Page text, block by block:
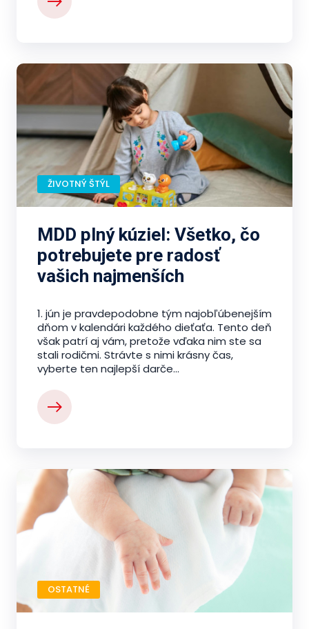
ŽIVOTNÝ ŠTÝL
MDD plný kúziel: Všetko, čo
potrebujete pre radosť
vašich najmenších
1. jún je pravdepodobne tým najobľúbenejším
dňom v kalendári každého dieťaťa. Tento deň
však patrí aj vám, pretože vďaka nim ste sa
stali rodičmi. Strávte s nimi krásny čas,
vyberte ten najlepší darče...
OSTATNÉ